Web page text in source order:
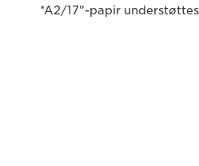
*A2/17"-papir